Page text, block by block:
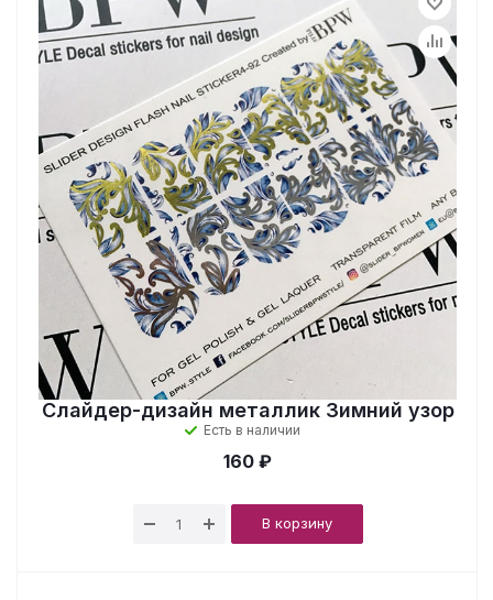
Слайдер-дизайн металлик Зимний узор
Есть в наличии
160 ₽
В корзину